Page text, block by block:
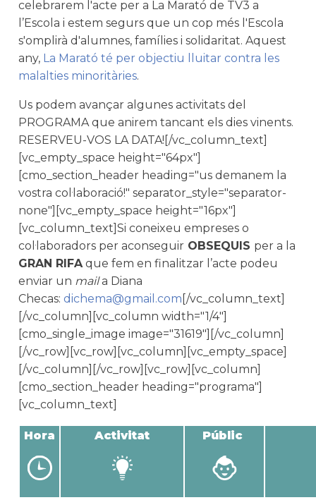
celebrarem l'acte per a La Marató de TV3 a
l’Escola i estem segurs que un cop més l'Escola
s'omplirà d'alumnes, famílies i solidaritat. Aquest
any, La Marató té per objectiu lluitar contra les
malalties minoritàries.
Us podem avançar algunes activitats del
PROGRAMA que anirem tancant els dies vinents.
RESERVEU-VOS LA DATA![/vc_column_text]
[vc_empty_space height="64px"]
[cmo_section_header heading="us demanem la
vostra col·laboració!" separator_style="separator-
none"][vc_empty_space height="16px"]
[vc_column_text]Si coneixeu empreses o
col·laboradors per aconseguir OBSEQUIS per a la
GRAN RIFAque fem en finalitzar l’acte podeu
enviar un maila Diana
Checas: dichema@gmail.com [/vc_column_text]
[/vc_column][vc_column width="1/4"]
[cmo_single_image image="31619"][/vc_column]
[/vc_row][vc_row][vc_column][vc_empty_space]
[/vc_column][/vc_row][vc_row][vc_column]
[cmo_section_header heading="programa"]
[vc_column_text]
Hora Activitat Públic